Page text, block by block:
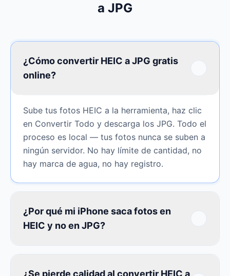
a JPG
¿Cómo convertir HEIC a JPG gratis
online?
Sube tus fotos HEIC a la herramienta, haz clic
en Convertir Todo y descarga los JPG. Todo el
proceso es local — tus fotos nunca se suben a
ningún servidor. No hay límite de cantidad, no
hay marca de agua, no hay registro.
¿Por qué mi iPhone saca fotos en
HEIC y no en JPG?
¿Se pierde calidad al convertir HEIC a